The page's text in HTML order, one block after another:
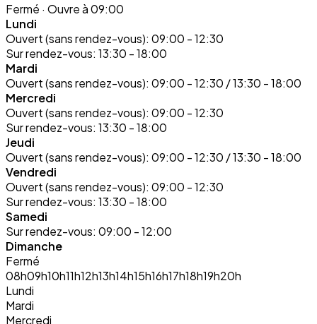
Fermé · Ouvre à 09:00
Lundi
Ouvert (sans rendez-vous): 09:00 - 12:30
Sur rendez-vous: 13:30 - 18:00
Mardi
Ouvert (sans rendez-vous): 09:00 - 12:30 / 13:30 - 18:00
Mercredi
Ouvert (sans rendez-vous): 09:00 - 12:30
Sur rendez-vous: 13:30 - 18:00
Jeudi
Ouvert (sans rendez-vous): 09:00 - 12:30 / 13:30 - 18:00
Vendredi
Ouvert (sans rendez-vous): 09:00 - 12:30
Sur rendez-vous: 13:30 - 18:00
Samedi
Sur rendez-vous: 09:00 - 12:00
Dimanche
Fermé
08h09h10h11h12h13h14h15h16h17h18h19h20h
Lundi
Mardi
Mercredi